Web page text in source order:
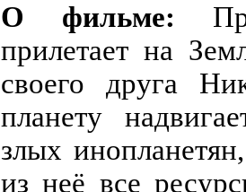
О фильме:
прилетает на
своего друга
планету
злых
из неё все